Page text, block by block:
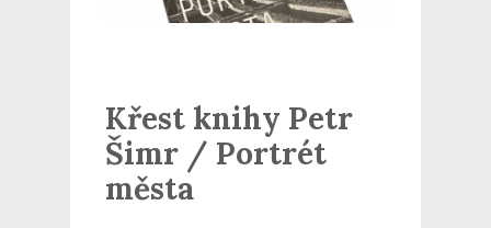
Křest knihy Petr
Šimr / Portrét
města